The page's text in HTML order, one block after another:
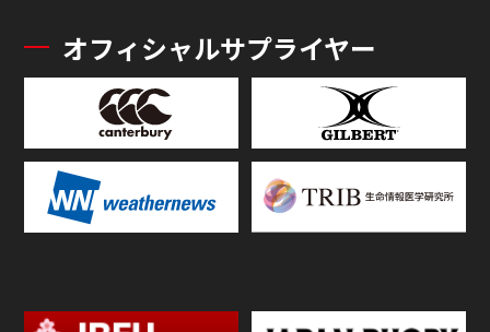
オフィシャルサプライヤー